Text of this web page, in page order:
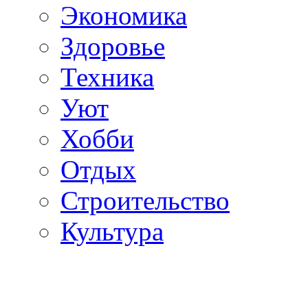
Экономика
Здоровье
Техника
Уют
Хобби
Отдых
Строительство
Культура